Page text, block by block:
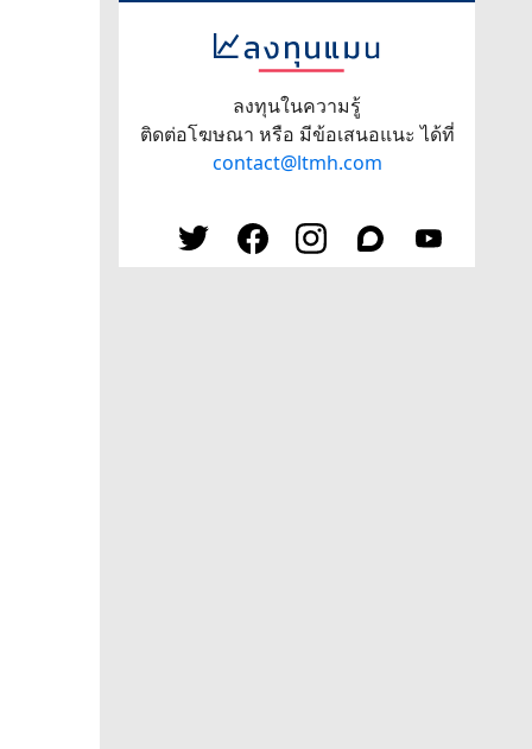
ลงทุนในความรู้
ติดต่อโฆษณา หรือ มีข้อเสนอแนะ ได้ที่
contact@ltmh.com